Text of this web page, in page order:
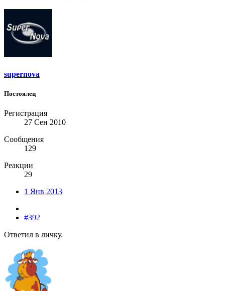
supernova
Постоялец
Регистрация
27 Сен 2010
Сообщения
129
Реакции
29
1 Янв 2013
#392
Ответил в личку.